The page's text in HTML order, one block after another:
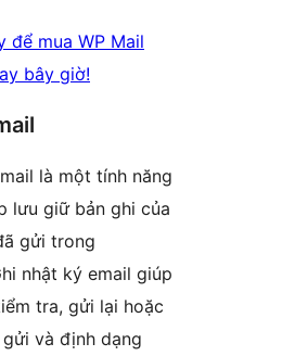
để mua WP Mail
bây giờ!
là một tính năng
lưu giữ bản ghi của
gửi trong
nhật ký email giúp
tra, gửi lại hoặc
và định dạng